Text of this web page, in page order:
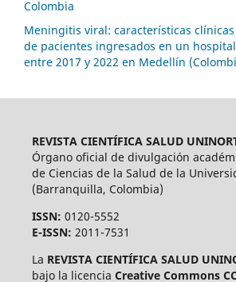
Colombia
Meningitis viral: características
de pacientes ingresados en un
entre 2017 y 2022 en Medellín
REVISTA CIENTÍFICA SALUD
Órgano oficial de divulgación
de Ciencias de la Salud de la
(Barranquilla, Colombia)
ISSN: 0120-5552
E-ISSN: 2011-7531
La REVISTA CIENTÍFICA SALUD
bajo la licencia Creative Commons